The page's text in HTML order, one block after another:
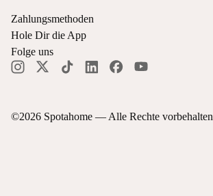
©2026 Spotahome — Alle Rechte vorbehalten
Zahlungsmethoden
Hole Dir die App
Folge uns